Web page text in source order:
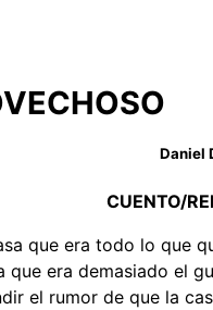
Daniel
CUENTO/
que era todo lo que
que era demasiado el
el rumor de que la